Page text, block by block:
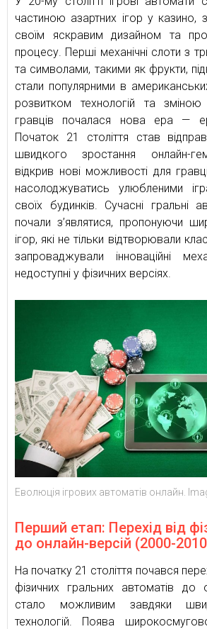
частиною азартних ігор у казино,
своїм яскравим дизайном та
процесу. Перші механічні слоти з
та символами, такими як фрукти,
стали популярними в
розвитком технологій та
гравців почалася нова ера —
Початок 21 століття став
швидкого зростання онлайн-
відкрив нові можливості для
насолоджуватись улюбленими
своїх будинків. Сучасні гральні
почали з’являтися, пропонуючи
ігор, які не тільки відтворювали
запроваджували інноваційні
недоступні у фізичних версіях.
Еволюція ігрових автоматів онлайн.
Перший етап: Перехід від
до онлайн-версій (2000-
На початку 21 століття почався
фізичних гральних автоматів до
стало можливим завдяки
технологій. Поява